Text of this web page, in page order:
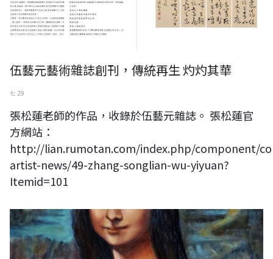
伍藝元藝術雜誌創刊，傳統再生 灼灼其華
七 29
張松蓮老師的作品，收錄於伍藝元雜誌。 張松蓮官
方網站：
http://lian.rumotan.com/index.php/component/
artist-news/49-zhang-songlian-wu-yiyuan?
Itemid=101